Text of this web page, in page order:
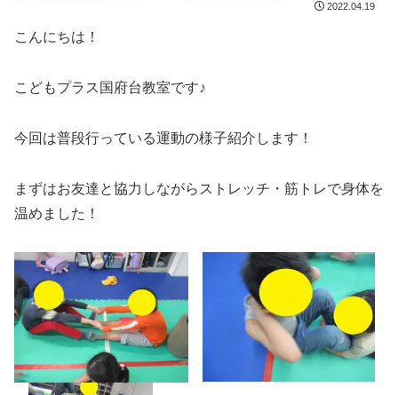
2022.04.19
こんにちは！
こどもプラス国府台教室です♪
今回は普段行っている運動の様子紹介します！
まずはお友達と協力しながらストレッチ・筋トレで身体を
温めました！